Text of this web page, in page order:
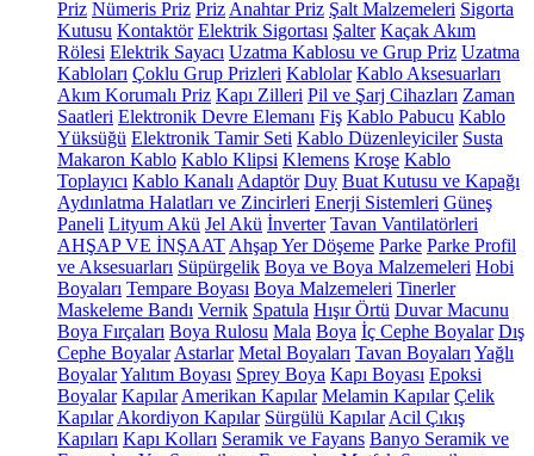
Priz Nümeris Priz Priz Anahtar Priz Şalt Malzemeleri Sigorta
Kutusu Kontaktör Elektrik Sigortası Şalter Kaçak Akım
Rölesi Elektrik Sayacı Uzatma Kablosu ve Grup Priz Uzatma
Kabloları Çoklu Grup Prizleri Kablolar Kablo Aksesuarları
Akım Korumalı Priz Kapı Zilleri Pil ve Şarj Cihazları Zaman
Saatleri Elektronik Devre Elemanı Fiş Kablo Pabucu Kablo
Yüksüğü Elektronik Tamir Seti Kablo Düzenleyiciler Susta
Makaron Kablo Kablo Klipsi Klemens Kroşe Kablo
Toplayıcı Kablo Kanalı Adaptör Duy Buat Kutusu ve Kapağı
Aydınlatma Halatları ve Zincirleri Enerji Sistemleri Güneş
Paneli Lityum Akü Jel Akü İnverter Tavan Vantilatörleri
AHŞAP VE İNŞAAT Ahşap Yer Döşeme Parke Parke Profil
ve Aksesuarları Süpürgelik Boya ve Boya Malzemeleri Hobi
Boyaları Tempare Boyası Boya Malzemeleri Tinerler
Maskeleme Bandı Vernik Spatula Hışır Örtü Duvar Macunu
Boya Fırçaları Boya Rulosu Mala Boya İç Cephe Boyalar Dış
Cephe Boyalar Astarlar Metal Boyaları Tavan Boyaları Yağlı
BoyalarYalıtım Boyası Sprey Boya Kapı Boyası Epoksi
Boyalar Kapılar Amerikan Kapılar Melamin Kapılar Çelik
Kapılar Akordiyon Kapılar Sürgülü Kapılar Acil Çıkış
Kapıları Kapı Kolları Seramik ve Fayans Banyo Seramik ve